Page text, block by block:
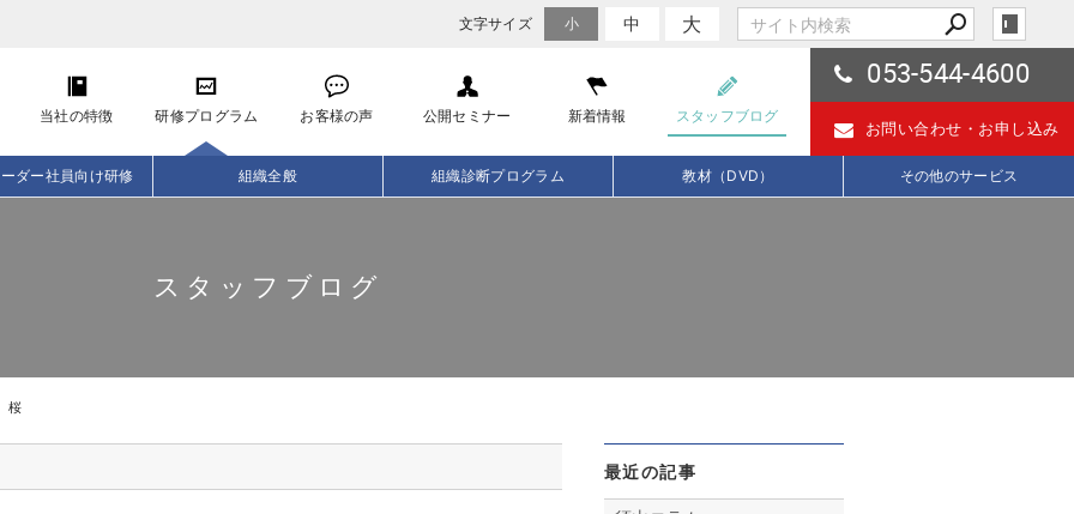
文字サイズ 小 中 大
当社の特徴 研修プログラム お客様の声 公開セミナー 新着情報 スタッフブログ
053-544-4600
お問い合わせ・ お申し込み
ダー社員向け研修 組織全般 組織診断プログラム 教材（DVD） その他のサービス
スタッフブログ
桜
最近の記事